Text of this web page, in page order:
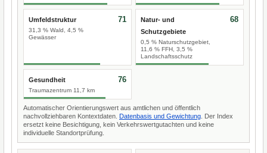
Umfeldstruktur
31,3 % Wald, 4,5 %
Gewässer
71
Natur- und
Schutzgebiete
0,5 % Naturschutzgebiet,
11,6 % FFH, 3,5 %
Landschaftsschutz
68
Gesundheit
Traumazentrum 11,7 km
76
Automatischer Orientierungswert aus amtlichen und öffentlich
nachvollziehbaren Kontextdaten. Datenbasis und Gewichtung . Der Index
ersetzt keine Besichtigung, kein Verkehrswertgutachten und keine
individuelle Standortprüfung.